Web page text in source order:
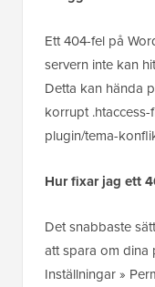
Ett 404-fel på
servern inte kan
Detta kan hända
korrupt
plugin/tema-
Hur fixar jag ett
Det snabbaste
att spara om dina
Inställningar »